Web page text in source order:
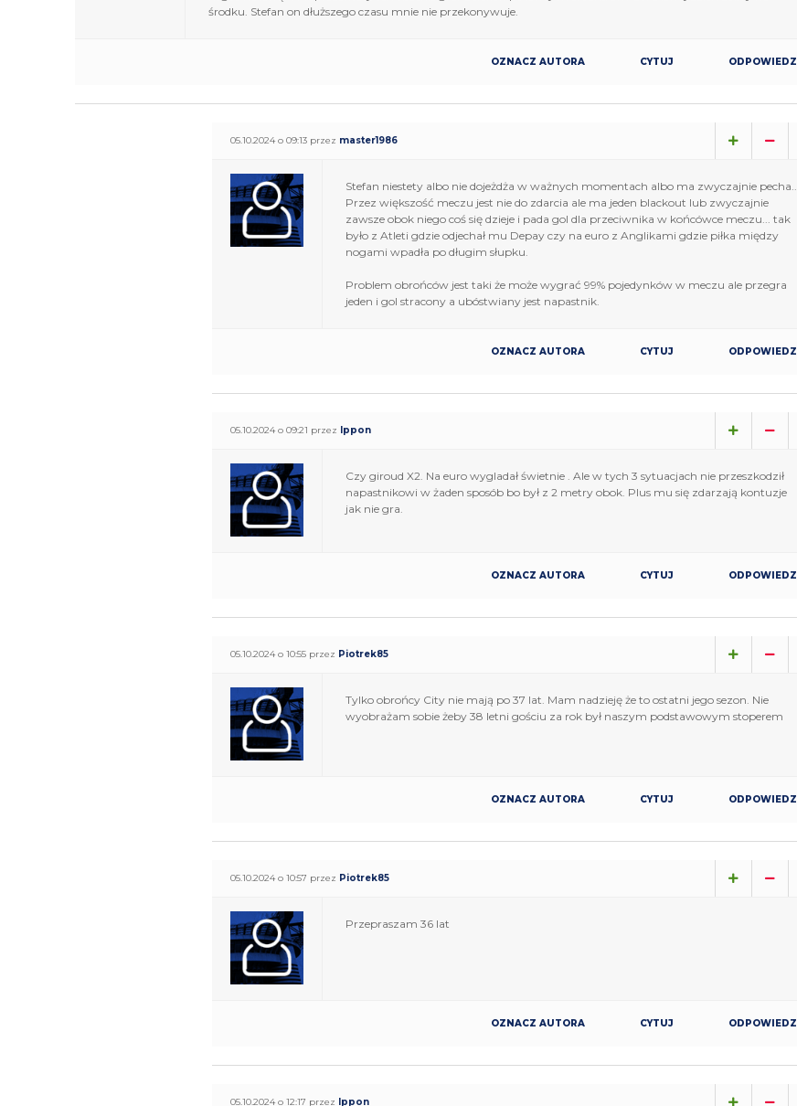
środku. Stefan on dłuższego czasu mnie nie przekonywuje.
OZNACZ AUTORA CYTUJ ODPOWIEDZ
05.10.2024 o 09:13 przez master1986
Stefan niestety albo nie dojeżdża w ważnych momentach albo ma zwyczajnie pecha...
Przez większość meczu jest nie do zdarcia ale ma jeden blackout lub zwyczajnie
zawsze obok niego coś się dzieje i pada gol dla przeciwnika w końcówce meczu... tak
było z Atleti gdzie odjechał mu Depay czy na euro z Anglikami gdzie piłka między
nogami wpadła po długim słupku.
Problem obrońców jest taki że może wygrać 99% pojedynków w meczu ale przegra
jeden i gol stracony a ubóstwiany jest napastnik.
OZNACZ AUTORA CYTUJ ODPOWIEDZ
05.10.2024 o 09:21 przez Ippon
Czy giroud X2. Na euro wygladał świetnie . Ale w tych 3 sytuacjach nie przeszkodził
napastnikowi w żaden sposób bo był z 2 metry obok. Plus mu się zdarzają kontuzje
jak nie gra.
OZNACZ AUTORA CYTUJ ODPOWIEDZ
05.10.2024 o 10:55 przez Piotrek85
Tylko obrońcy City nie mają po 37 lat. Mam nadzieję że to ostatni jego sezon. Nie
wyobrażam sobie żeby 38 letni gościu za rok był naszym podstawowym stoperem
OZNACZ AUTORA CYTUJ ODPOWIEDZ
05.10.2024 o 10:57 przez Piotrek85
Przepraszam 36 lat
OZNACZ AUTORA CYTUJ ODPOWIEDZ
05.10.2024 o 12:17 przez Ippon